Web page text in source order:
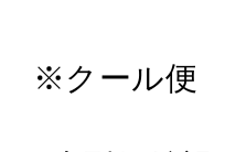
※クール便